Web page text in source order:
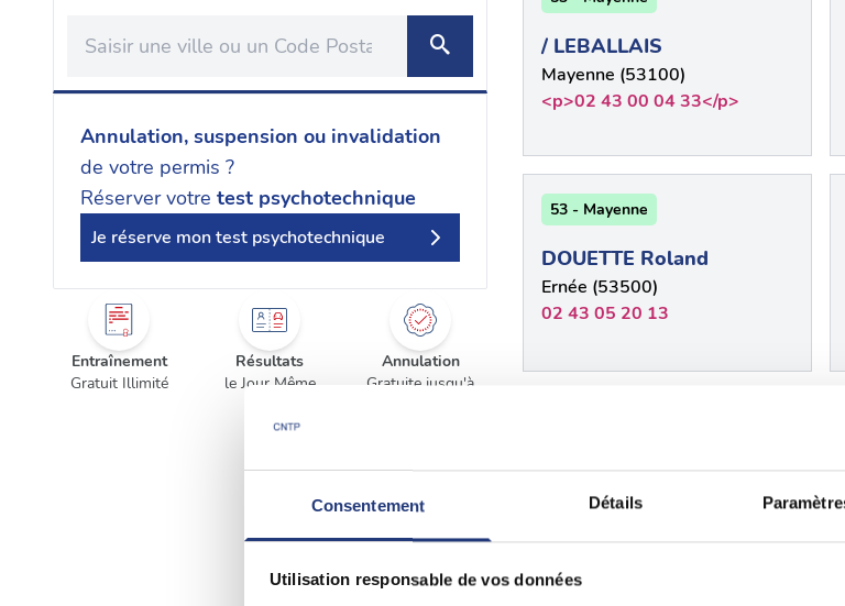
Consentement Détails
Utilisation responsable de vos données
Annulation, suspension ou invalidation
de votre permis ?
Réserver votre test psychotechnique
Je réserve mon test psychotechnique
Entraînement
Gratuit Illimité
Résultats
le Jour Même
Annulation
Gratuite jusqu'à
/ LEBALLAIS
Mayenne (53100)
<p>02 43 00 04 33</p>
53 - Mayenne
DOUETTE Roland
Ernée (53500)
02 43 05 20 13
GOUTAY Julien
Laval (53000)